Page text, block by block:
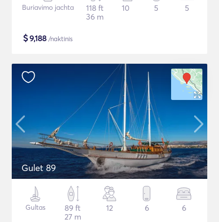
Buriavimo jachta
118 ft
36 m
10 5 5
$9,188 /naktinis
Gulet 89
Gultas
89 ft
27 m
12 6 6